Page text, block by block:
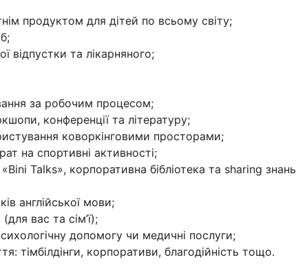
продуктом для дітей по всьому світу;
відпустки та лікарняного;
за робочим процесом;
конференції та літературу;
коворкінговими просторами;
на спортивні активності;
Talks», корпоративна бібліотека та sharing знань
англійської мови;
вас та сім’ї);
допомогу чи медичні послуги;
тімбілдінги, корпоративи, благодійність тощо.